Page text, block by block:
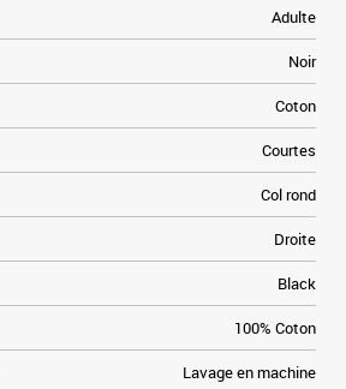
Adulte
Noir
Coton
Courtes
Col rond
Droite
Black
100% Coton
Lavage en machine